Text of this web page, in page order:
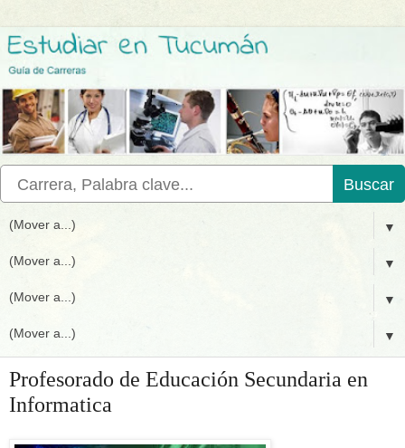
Buscar
▼
▼
▼
▼
Profesorado de Educación Secundaria en
Informatica